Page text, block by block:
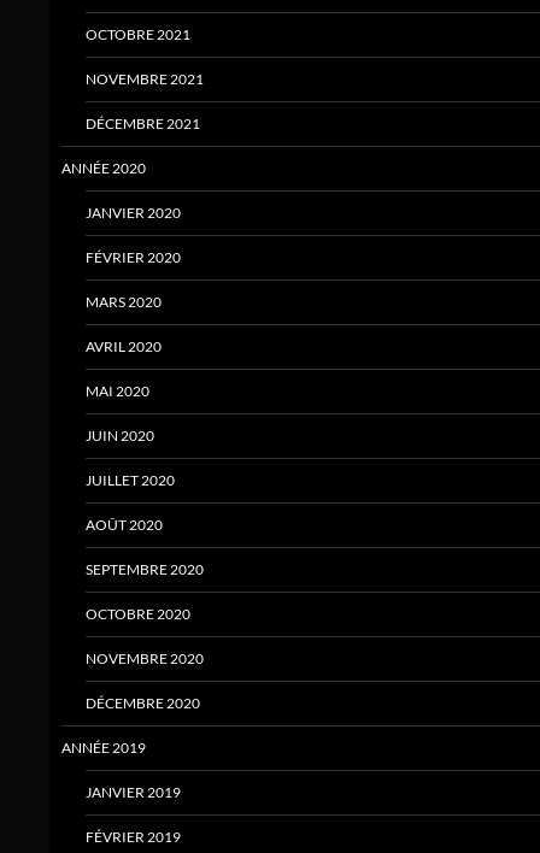
OCTOBRE 2021
NOVEMBRE 2021
DÉCEMBRE 2021
ANNÉE 2020
JANVIER 2020
FÉVRIER 2020
MARS 2020
AVRIL 2020
MAI 2020
JUIN 2020
JUILLET 2020
AOÛT 2020
SEPTEMBRE 2020
OCTOBRE 2020
NOVEMBRE 2020
DÉCEMBRE 2020
ANNÉE 2019
JANVIER 2019
FÉVRIER 2019